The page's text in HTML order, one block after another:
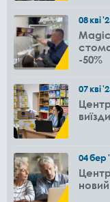
08кві
-50%
07кві
04бер